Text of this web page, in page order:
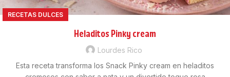
RECETAS DULCES
Heladitos Pinky cream
Lourdes Rico
Esta receta transforma los Snack Pinky cream en heladitos